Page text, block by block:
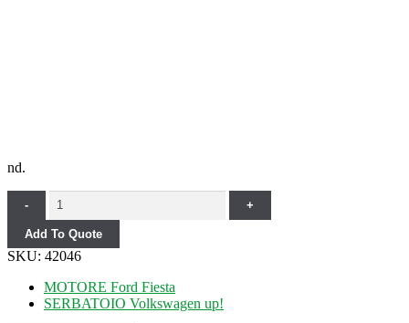
nd.
- Quantity +
Add To Quote
SKU: 42046
MOTORE Ford Fiesta
SERBATOIO Volkswagen up!